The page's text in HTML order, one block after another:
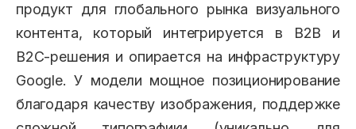
продукт для глобального рынка визуального
контента, который интегрируется в B2B и
B2C-решения и опирается на инфраструктуру
Google. У модели мощное позиционирование
благодаря качеству изображения, поддержке